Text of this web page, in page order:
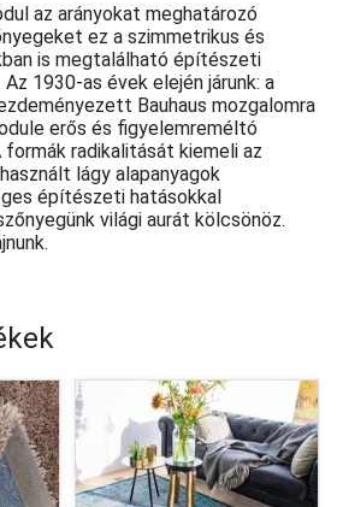
az arányokat meghatározó
ez a szimmetrikus és
is megtalálható építészeti
1930-as évek elején járunk: a
Bauhaus mozgalomra
erős és figyelemreméltó
radikalitását kiemeli az
lágy alapanyagok
építészeti hatásokkal
világi aurát kölcsönöz.